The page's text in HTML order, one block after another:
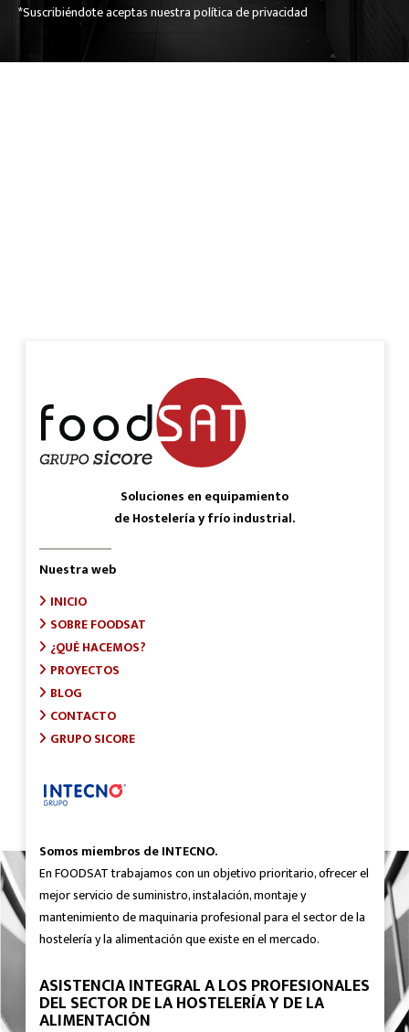
*Suscribiéndote aceptas nuestra política de privacidad
Soluciones en equipamiento
de Hostelería y frío industrial.
Nuestra web
INICIO
SOBRE FOODSAT
¿QUÉ HACEMOS?
PROYECTOS
BLOG
CONTACTO
GRUPO SICORE
Somos miembros de INTECNO.
En FOODSAT trabajamos con un objetivo prioritario, ofrecer el
mejor servicio de suministro, instalación, montaje y
mantenimiento de maquinaria profesional para el sector de la
hostelería y la alimentación que existe en el mercado.
ASISTENCIA INTEGRAL A LOS PROFESIONALES
DEL SECTOR DE LA HOSTELERÍA Y DE LA
ALIMENTACIÓN